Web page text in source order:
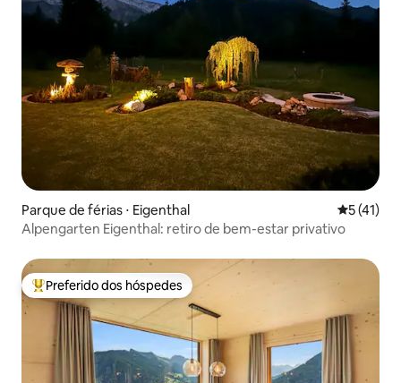
Parque de férias ⋅ Eigenthal 5 de uma
5 (41)
Alpengarten Eigenthal: retiro de bem-estar privativo
Entre os melhores preferidos dos hóspedes
Preferido dos hóspedes